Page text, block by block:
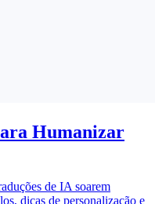
Humanizar
de IA soarem
dicas de personalização e